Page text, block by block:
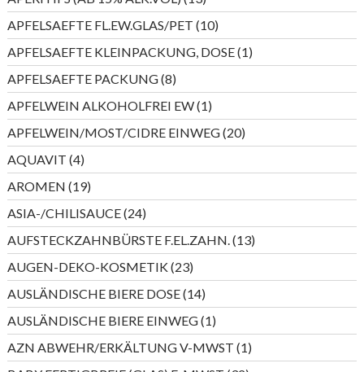
Produkte
APFELSAEFTE FL.EW.GLAS/PET 1010
Produkte
APFELSAEFTE KLEINPACKUNG, DOSE 11
Produkt
APFELSAEFTE PACKUNG 88
Produkte
APFELWEIN ALKOHOLFREI EW 11
Produkt
APFELWEIN/MOST/CIDRE EINWEG 2020
Produkte
AQUAVIT 44
Produkte
AROMEN 1919
Produkte
ASIA-/CHILISAUCE 2424
Produkte
AUFSTECKZAHNBÜRSTE F.EL.ZAHN. 1313
Produkte
AUGEN-DEKO-KOSMETIK 2323
Produkte
AUSLÄNDISCHE BIERE DOSE 1414
Produkte
AUSLÄNDISCHE BIERE EINWEG 11
Produkt
AZN ABWEHR/ERKÄLTUNG V-MWST 11
Produkt